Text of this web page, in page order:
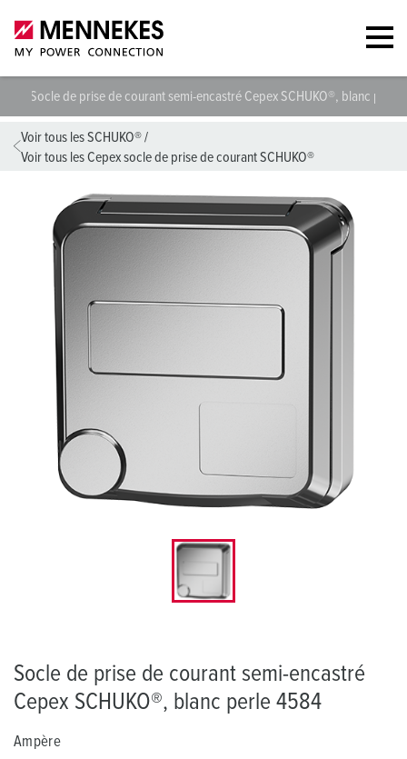
Socle de prise de courant semi-encastré Cepex SCHUKO®, blanc
Voir tous les SCHUKO®/
Voir tous les Cepex socle de prise de courant SCHUKO®
Socle de prise de courant semi-encastré
Cepex SCHUKO®, blanc perle 4584
Ampère